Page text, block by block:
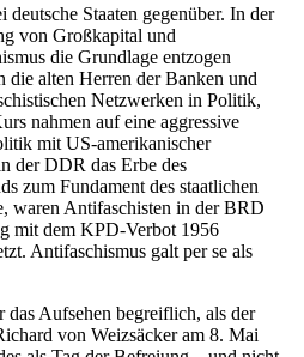
Staaten gegenüber. In der
von Großkapital und
die Grundlage entzogen
die alten Herren der Banken und
Netzwerken in Politik,
nahmen auf eine aggressive
mit US-amerikanischer
der DDR das Erbe des
zum Fundament des staatlichen
waren Antifaschisten in der BRD
mit dem KPD-Verbot 1956
Antifaschismus galt per se als
Aufsehen begreiflich, als der
von Weizsäcker am 8. Mai